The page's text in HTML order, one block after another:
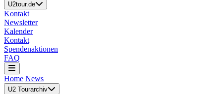
U2tour.de
Kontakt
Newsletter
Kalender
Kontakt
Spendenaktionen
FAQ
Home News
U2 Tourarchiv